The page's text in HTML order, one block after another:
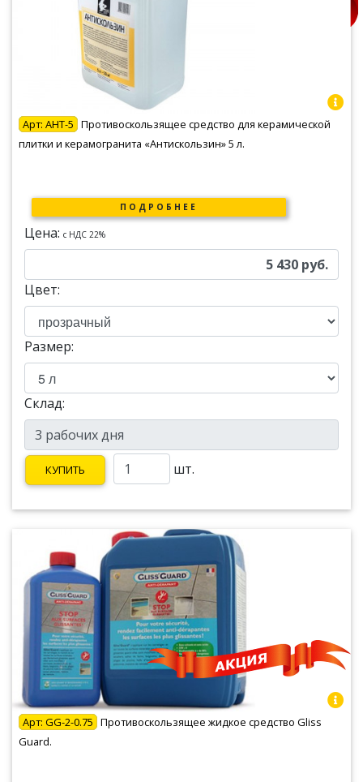
Арт: АНТ-5 Противоскользящее средство для керамической
плитки и керамогранита «Антискользин» 5 л.
ПОДРОБНЕЕ
Цена: c НДС 22%
5 430 руб.
Цвет:
Размер:
Склад:
КУПИТЬ шт.
Арт: GG-2-0.75 Противоскользящее жидкое средство Gliss
Guard.